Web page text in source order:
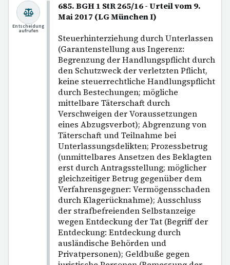
685. BGH 1 StR 265/16 - Urteil vom 9.
Mai 2017 (LG München I)
Steuerhinterziehung durch Unterlassen
(Garantenstellung aus Ingerenz:
Begrenzung der Handlungspflicht durch
den Schutzweck der verletzten Pflicht,
keine steuerrechtliche Handlungspflicht
durch Bestechungen; mögliche
mittelbare Täterschaft durch
Verschweigen der Voraussetzungen
eines Abzugsverbot); Abgrenzung von
Täterschaft und Teilnahme bei
Unterlassungsdelikten; Prozessbetrug
(unmittelbares Ansetzen des Beklagten
erst durch Antragsstellung; möglicher
gleichzeitiger Betrug gegenüber dem
Verfahrensgegner: Vermögensschaden
durch Klagerücknahme); Ausschluss
der strafbefreienden Selbstanzeige
wegen Entdeckung der Tat (Begriff der
Entdeckung: Entdeckung durch
ausländische Behörden und
Privatpersonen); Geldbuße gegen
Entscheidung
aufrufen